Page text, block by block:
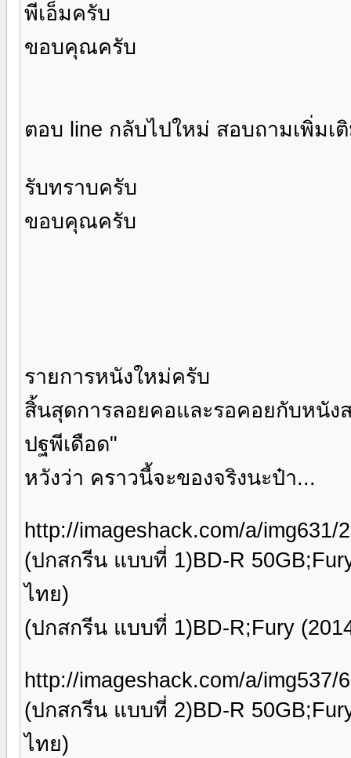
พีเอ็มครับ
ขอบคุณครับ
ตอบ line กลับไปใหม่ สอบถามเพิ่ม
รับทราบครับ
ขอบคุณครับ
รายการหนังใหม่ครับ
สิ้นสุดการลอยคอและรอคอยกับหนัง
ปฐพีเดือด"
หวังว่า คราวนี้จะของจริงนะป๋า...
http://imageshack.com/a/img631/
(ปกสกรีน แบบที่ 1)BD-R
ไทย)
(ปกสกรีน แบบที่ 1)BD-R;Fury
http://imageshack.com/a/img537/
(ปกสกรีน แบบที่ 2)BD-R
ไทย)